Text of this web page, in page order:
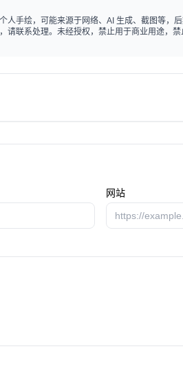
手绘，可能来源于网络、AI 生成、截图等，
请联系处理。未经授权，禁止用于商业用途，
网站